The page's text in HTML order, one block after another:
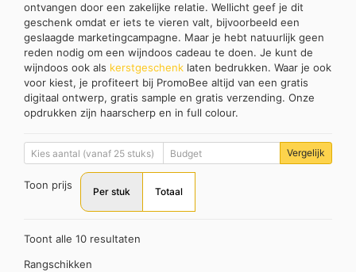
ontvangen door een zakelijke relatie. Wellicht geef je dit
geschenk omdat er iets te vieren valt, bijvoorbeeld een
geslaagde marketingcampagne. Maar je hebt natuurlijk geen
reden nodig om een wijndoos cadeau te doen. Je kunt de
wijndoos ook als kerstgeschenk laten bedrukken. Waar je ook
voor kiest, je profiteert bij PromoBee altijd van een gratis
digitaal ontwerp, gratis sample en gratis verzending. Onze
opdrukken zijn haarscherp en in full colour.
Vergelijk
Toon prijs
Per stuk Totaal
Toont alle 10 resultaten
Rangschikken